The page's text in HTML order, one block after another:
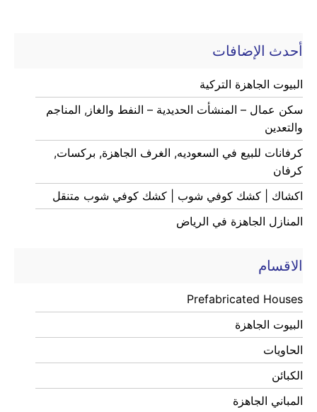
أحدث الإضافات
البيوت الجاهزة التركية
سكن عمال – المنشأت الحديدية – النفط والغاز, المناجم
والتعدين
كرفانات للبيع في السعوديه, الغرف الجاهزة, بركسات,
كرفان
اكشاك | كشك كوفي شوب | كشك كوفي شوب متنقل
المنازل الجاهزة في الرياض
الاقسام
Prefabricated Houses
البيوت الجاهزة
الحاويات
الكبائن
المباني الجاهزة